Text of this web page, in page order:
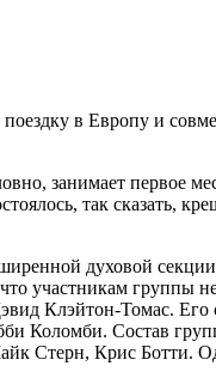
в Европу и
занимает первое
так сказать,
духовой
участникам группы
Клэйтон-Томас.
Коломби. Состав
Стерн, Крис Ботти.